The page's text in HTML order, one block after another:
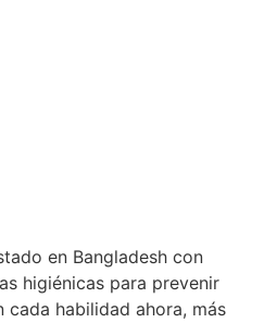
en Bangladesh con
higiénicas para prevenir
habilidad ahora, más